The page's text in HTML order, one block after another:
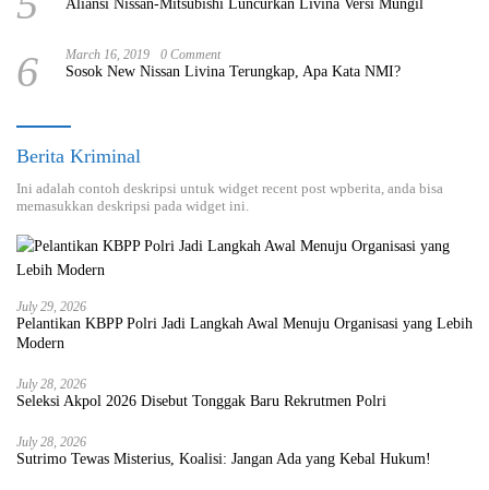
Aliansi Nissan-Mitsubishi Luncurkan Livina Versi Mungil
6 March 16, 2019 0 Comment
Sosok New Nissan Livina Terungkap, Apa Kata NMI?
Berita Kriminal
Ini adalah contoh deskripsi untuk widget recent post wpberita, anda bisa
memasukkan deskripsi pada widget ini.
July 29, 2026
Pelantikan KBPP Polri Jadi Langkah Awal Menuju Organisasi yang Lebih
Modern
July 28, 2026
Seleksi Akpol 2026 Disebut Tonggak Baru Rekrutmen Polri
July 28, 2026
Sutrimo Tewas Misterius, Koalisi: Jangan Ada yang Kebal Hukum!